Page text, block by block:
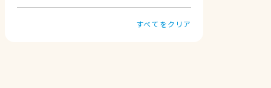
すべてをクリア